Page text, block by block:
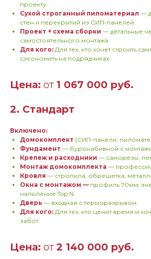
проекту.
Сухой строганный пиломатериал —
стен и перекрытий из СИП-панелей.
Проект + схема сборки — детальные
самостоятельного монтажа.
Для кого: Для тех, кто хочет строить
сэкономить на подрядчиках.
Цена: от 1 067 000 руб.
2. Стандарт
Включено:
Домокомплект (СИП-панели,
Фундамент — буронабивной с
Крепеж и расходники — саморезы,
Монтаж домокомплекта —
Кровля — стропила, обрешетка,
Окна с монтажом — профиль 70мм,
напыление Top N.
Дверь — входная с терморазрывом.
Для кого: Для тех, кто ценит время и
забот.
Цена: от 2 140 000 руб.